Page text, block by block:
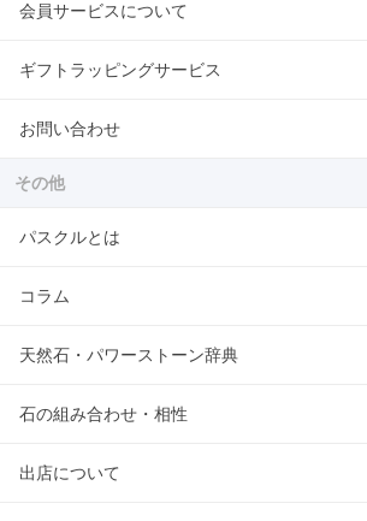
会員サービスについて
ギフトラッピングサービス
お問い合わせ
その他
パスクルとは
コラム
天然石・パワーストーン辞典
石の組み合わせ・相性
出店について